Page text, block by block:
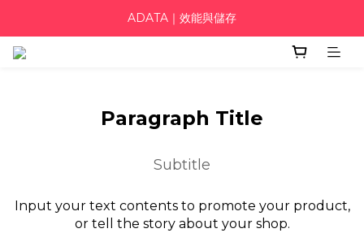
ADATA｜效能與儲存
Paragraph Title
Subtitle
Input your text contents to promote your product,
or tell the story about your shop.